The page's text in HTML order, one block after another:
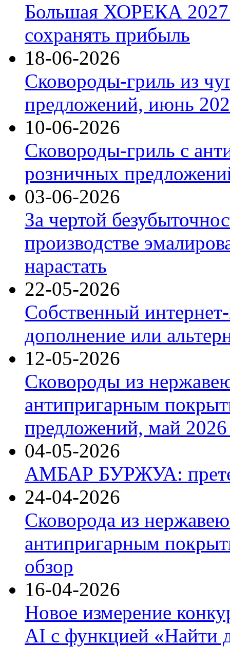
Большая ХОРЕКА 2027:
сохранять прибыль
18-06-2026
Сковороды-гриль из
предложений, июнь
10-06-2026
Сковороды-гриль с
розничных
03-06-2026
За чертой
производстве
нарастать
22-05-2026
Собственный
дополнение или
12-05-2026
Сковороды из
антипригарным
предложений, май 2026
04-05-2026
АМБАР БУРЖУА:
24-04-2026
Сковорода из
антипригарным
обзор
16-04-2026
Новое измерение
AI с функцией «Найти